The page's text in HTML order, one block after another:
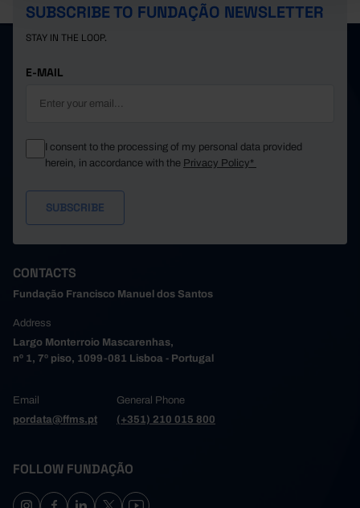
SUBSCRIBE TO FUNDAÇÃO NEWSLETTER
STAY IN THE LOOP.
E-MAIL
I consent to the processing of my personal data provided
herein, in accordance with the Privacy Policy*
CONTACTS
Fundação Francisco Manuel dos Santos
Address
Largo Monterroio Mascarenhas,
nº 1, 7º piso, 1099-081 Lisboa - Portugal
Email
pordata@ffms.pt
General Phone
(+351) 210 015 800
FOLLOW FUNDAÇÃO